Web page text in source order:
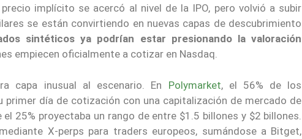
implícito se acercó al nivel de la IPO, pero volvió a subir
se están convirtiendo en nuevas capas de descubrimiento
sintéticos ya podrían estar presionando la valoración
empiecen oficialmente a cotizar en Nasdaq.
capa inusual al escenario. En Polymarket, el 56% de los
primer día de cotización con una capitalización de mercado de
25% proyectaba un rango de entre $1.5 billones y $2 billones.
X-perps para traders europeos, sumándose a Bitget,